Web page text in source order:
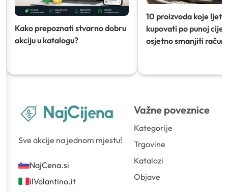
Kako prepoznati stvarno dobru
akciju u katalogu?
10 proizvoda koje ljeti
kupovati po punoj
osjetno smanjiti račun)
Sve akcije na jednom mjestu!
NajCena.si
ilVolantino.it
Važne poveznice
Kategorije
Trgovine
Katalozi
Objave